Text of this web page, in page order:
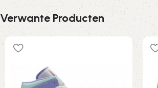
Verwante Producten